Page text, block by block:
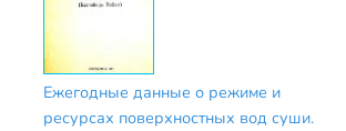
Ежегодные данные о режиме и
ресурсах поверхностных вод суши.